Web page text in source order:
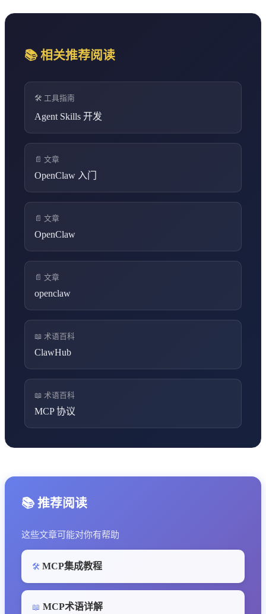
📚 相关推荐阅读
🛠️ 工具指南
Agent Skills 开发
📄 文章
OpenClaw 入门
📄 文章
OpenClaw
📄 文章
openclaw
📖 术语百科
ClawHub
📖 术语百科
MCP 协议
📚 推荐阅读
这些文章可能对你有帮助
🛠️ MCP集成教程
📖 MCP术语详解